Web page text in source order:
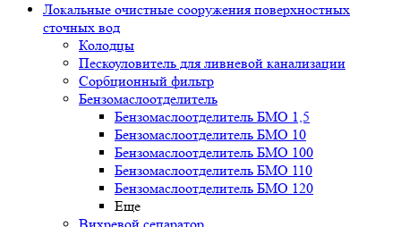
Локальные очистные сооружения поверхностных
сточных вод
Колодцы
Пескоуловитель для ливневой канализации
Сорбционный фильтр
Бензомаслоотделитель
Бензомаслоотделитель БМО 1,5
Бензомаслоотделитель БМО 10
Бензомаслоотделитель БМО 100
Бензомаслоотделитель БМО 110
Бензомаслоотделитель БМО 120
Еще